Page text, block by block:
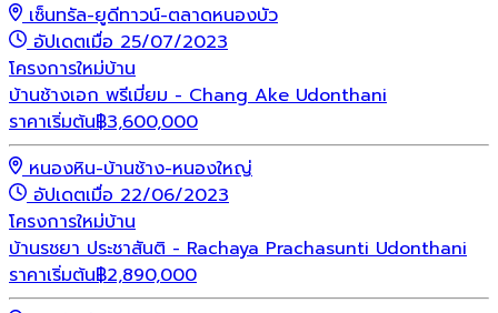
เซ็นทรัล-ยูดีทาวน์-ตลาดหนองบัว
อัปเดตเมื่อ 25/07/2023
โครงการใหม่บ้าน
บ้านช้างเอก พรีเมี่ยม - Chang Ake Udonthani
ราคาเริ่มต้น฿3,600,000
หนองหิน-บ้านช้าง-หนองใหญ่
อัปเดตเมื่อ 22/06/2023
โครงการใหม่บ้าน
บ้านรชยา ประชาสันติ - Rachaya Prachasunti Udonthani
ราคาเริ่มต้น฿2,890,000